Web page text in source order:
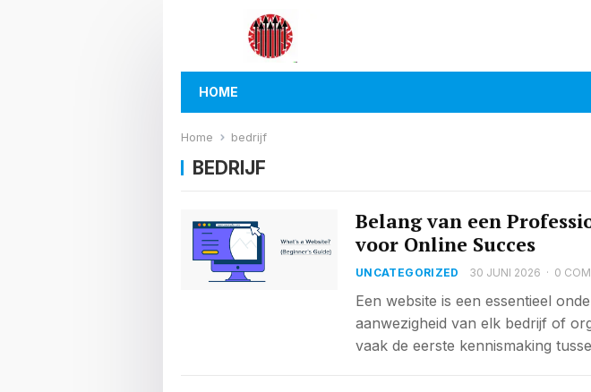
HOME
Home bedrijf
BEDRIJF
Belang van een
voor Online Succes
UNCATEGORIZED 30 JUNI 2026 · 0
Een website is een essentieel
aanwezigheid van elk bedrijf of
vaak de eerste kennismaking